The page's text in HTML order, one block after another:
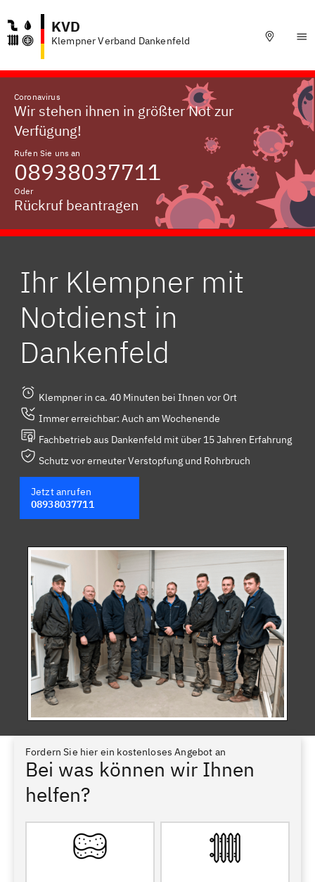
KVD
Klempner Verband Dankenfeld
Coronavirus
Wir stehen ihnen in größter Not zur
Verfügung!
Rufen Sie uns an
08938037711
Oder
Rückruf beantragen
Ihr Klempner mit
Notdienst in
Dankenfeld
Klempner in ca. 40 Minuten bei Ihnen vor Ort
Immer erreichbar: Auch am Wochenende
Fachbetrieb aus Dankenfeld mit über 15 Jahren Erfahrung
Schutz vor erneuter Verstopfung und Rohrbruch
Jetzt anrufen
08938037711
Fordern Sie hier ein kostenloses Angebot an
Bei was können wir Ihnen
helfen?